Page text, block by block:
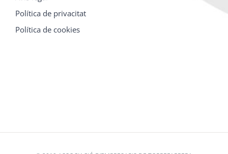
Política de privacitat
Política de cookies